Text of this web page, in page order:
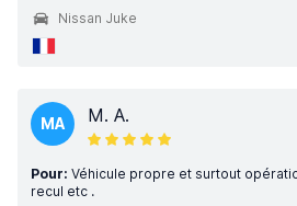
Nissan Juke
MA M. A.
Pour: Véhicule propre et surtout
recul etc .